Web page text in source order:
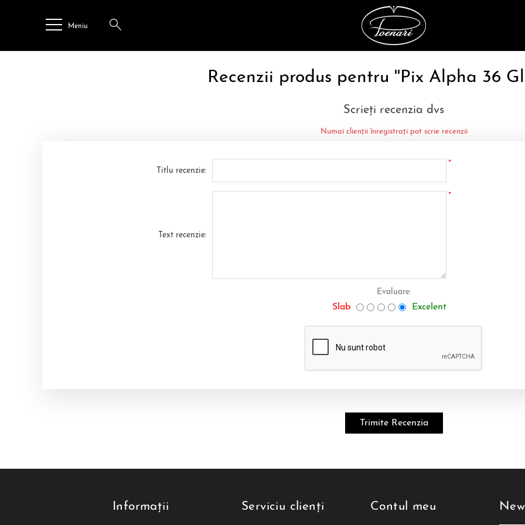
Meniu
Recenzii produs pentru Pix Alpha 36
Scrieți recenzia dvs
Numai clienții înregistrați pot scrie recenzii
Titlu recenzie:
*
Text recenzie:
*
Evaluare:
Slab Excelent
Informații Serviciu clienți Contul meu